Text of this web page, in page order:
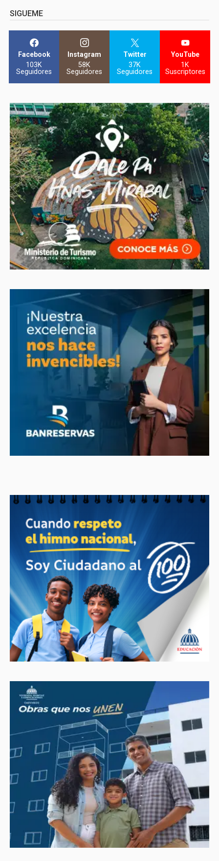
SIGUEME
Facebook
103K
Seguidores
Instagram
58K
Seguidores
Twitter
37K
Seguidores
YouTube
1K
Suscriptores